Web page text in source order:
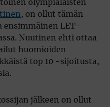
olympialaisten
, on ollut tämän
ensimmäinen LET-
Nuutinen ehti ottaa
huomioiden
top 10 -sijoitusta,
jälkeen on ollut